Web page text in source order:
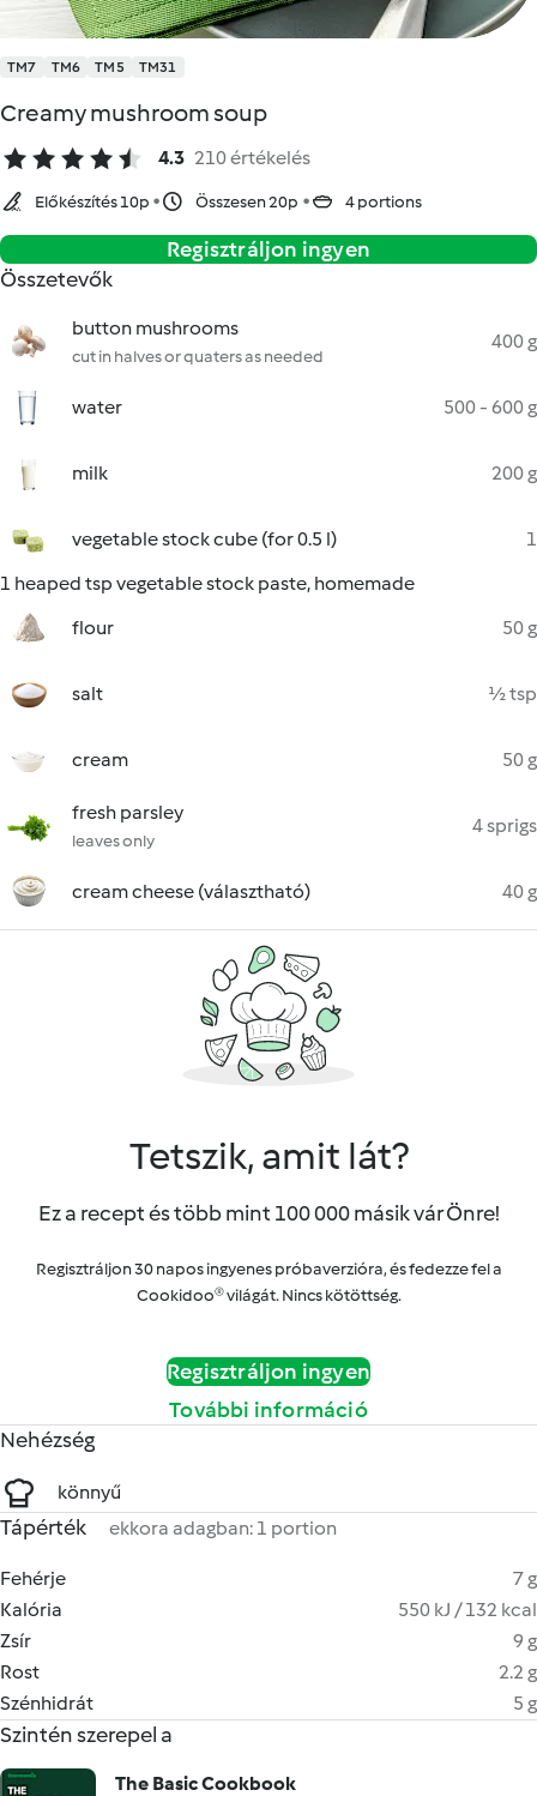
TM7 TM6 TM5 TM31
Creamy mushroom soup
4.3 210 értékelés
Előkészítés 10p Összesen 20p 4 portions
Regisztráljon ingyen
Összetevők
button mushrooms
cut in halves or quaters as needed
400 g
water 500 - 600 g
milk 200 g
vegetable stock cube (for 0.5 l)
1
1 heaped tsp vegetable stock paste, homemade
flour
50 g
salt ½ tsp
cream 50 g
fresh parsley
leaves only
4 sprigs
cream cheese (választható) 40 g
Tetszik, amit lát?
Ez a recept és több mint 100 000 másik vár Önre!
Regisztráljon 30 napos ingyenes próbaverzióra, és fedezze fel a
Cookidoo® világát. Nincs kötöttség.
Regisztráljon ingyen
További információ
Nehézség
könnyű
Tápérték ekkora adagban: 1 portion
Fehérje
7 g
Kalória
550 kJ / 132 kcal
Zsír
9 g
Rost
2.2 g
Szénhidrát
5 g
Szintén szerepel a
The Basic Cookbook